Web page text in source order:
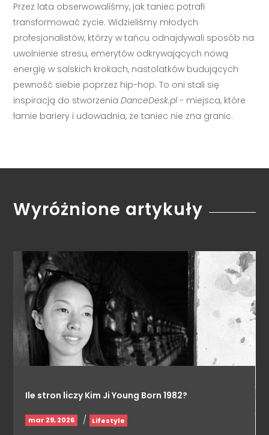
Przez lata obserwowaliśmy, jak taniec potrafi
transformować życie. Widzieliśmy młodych
profesjonalistów, którzy w tańcu odnajdywali sposób na
uwolnienie stresu, emerytów odkrywających nową
energię w salskich krokach, nastolatków budujących
pewność siebie poprzez hip-hop. To oni stali się
inspiracją do stworzeniaDanceDesk.pl - miejsca, które
łamie bariery i udowadnia, że taniec nie zna granic.
Wyróżnione artykuły
Ile stron liczy Kim Ji Young Born 1982?
mar 29, 2026 / Lifestyle